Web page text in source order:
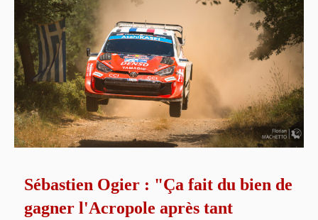
Sébastien Ogier : "Ça fait du bien de
gagner l'Acropole après tant